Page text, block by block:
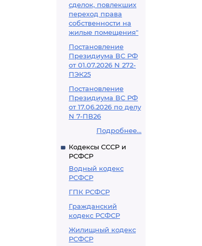
сделок, повлекших
переход права
собственности на
жилые помещения"
Постановление
Президиума ВС РФ
от 01.07.2026 N 272-
ПЭК25
Постановление
Президиума ВС РФ
от 17.06.2026 по делу
N 7-ПВ26
Подробнее...
Кодексы СССР и
РСФСР
Водный кодекс
РСФСР
ГПК РСФСР
Гражданский
кодекс РСФСР
Жилищный кодекс
РСФСР